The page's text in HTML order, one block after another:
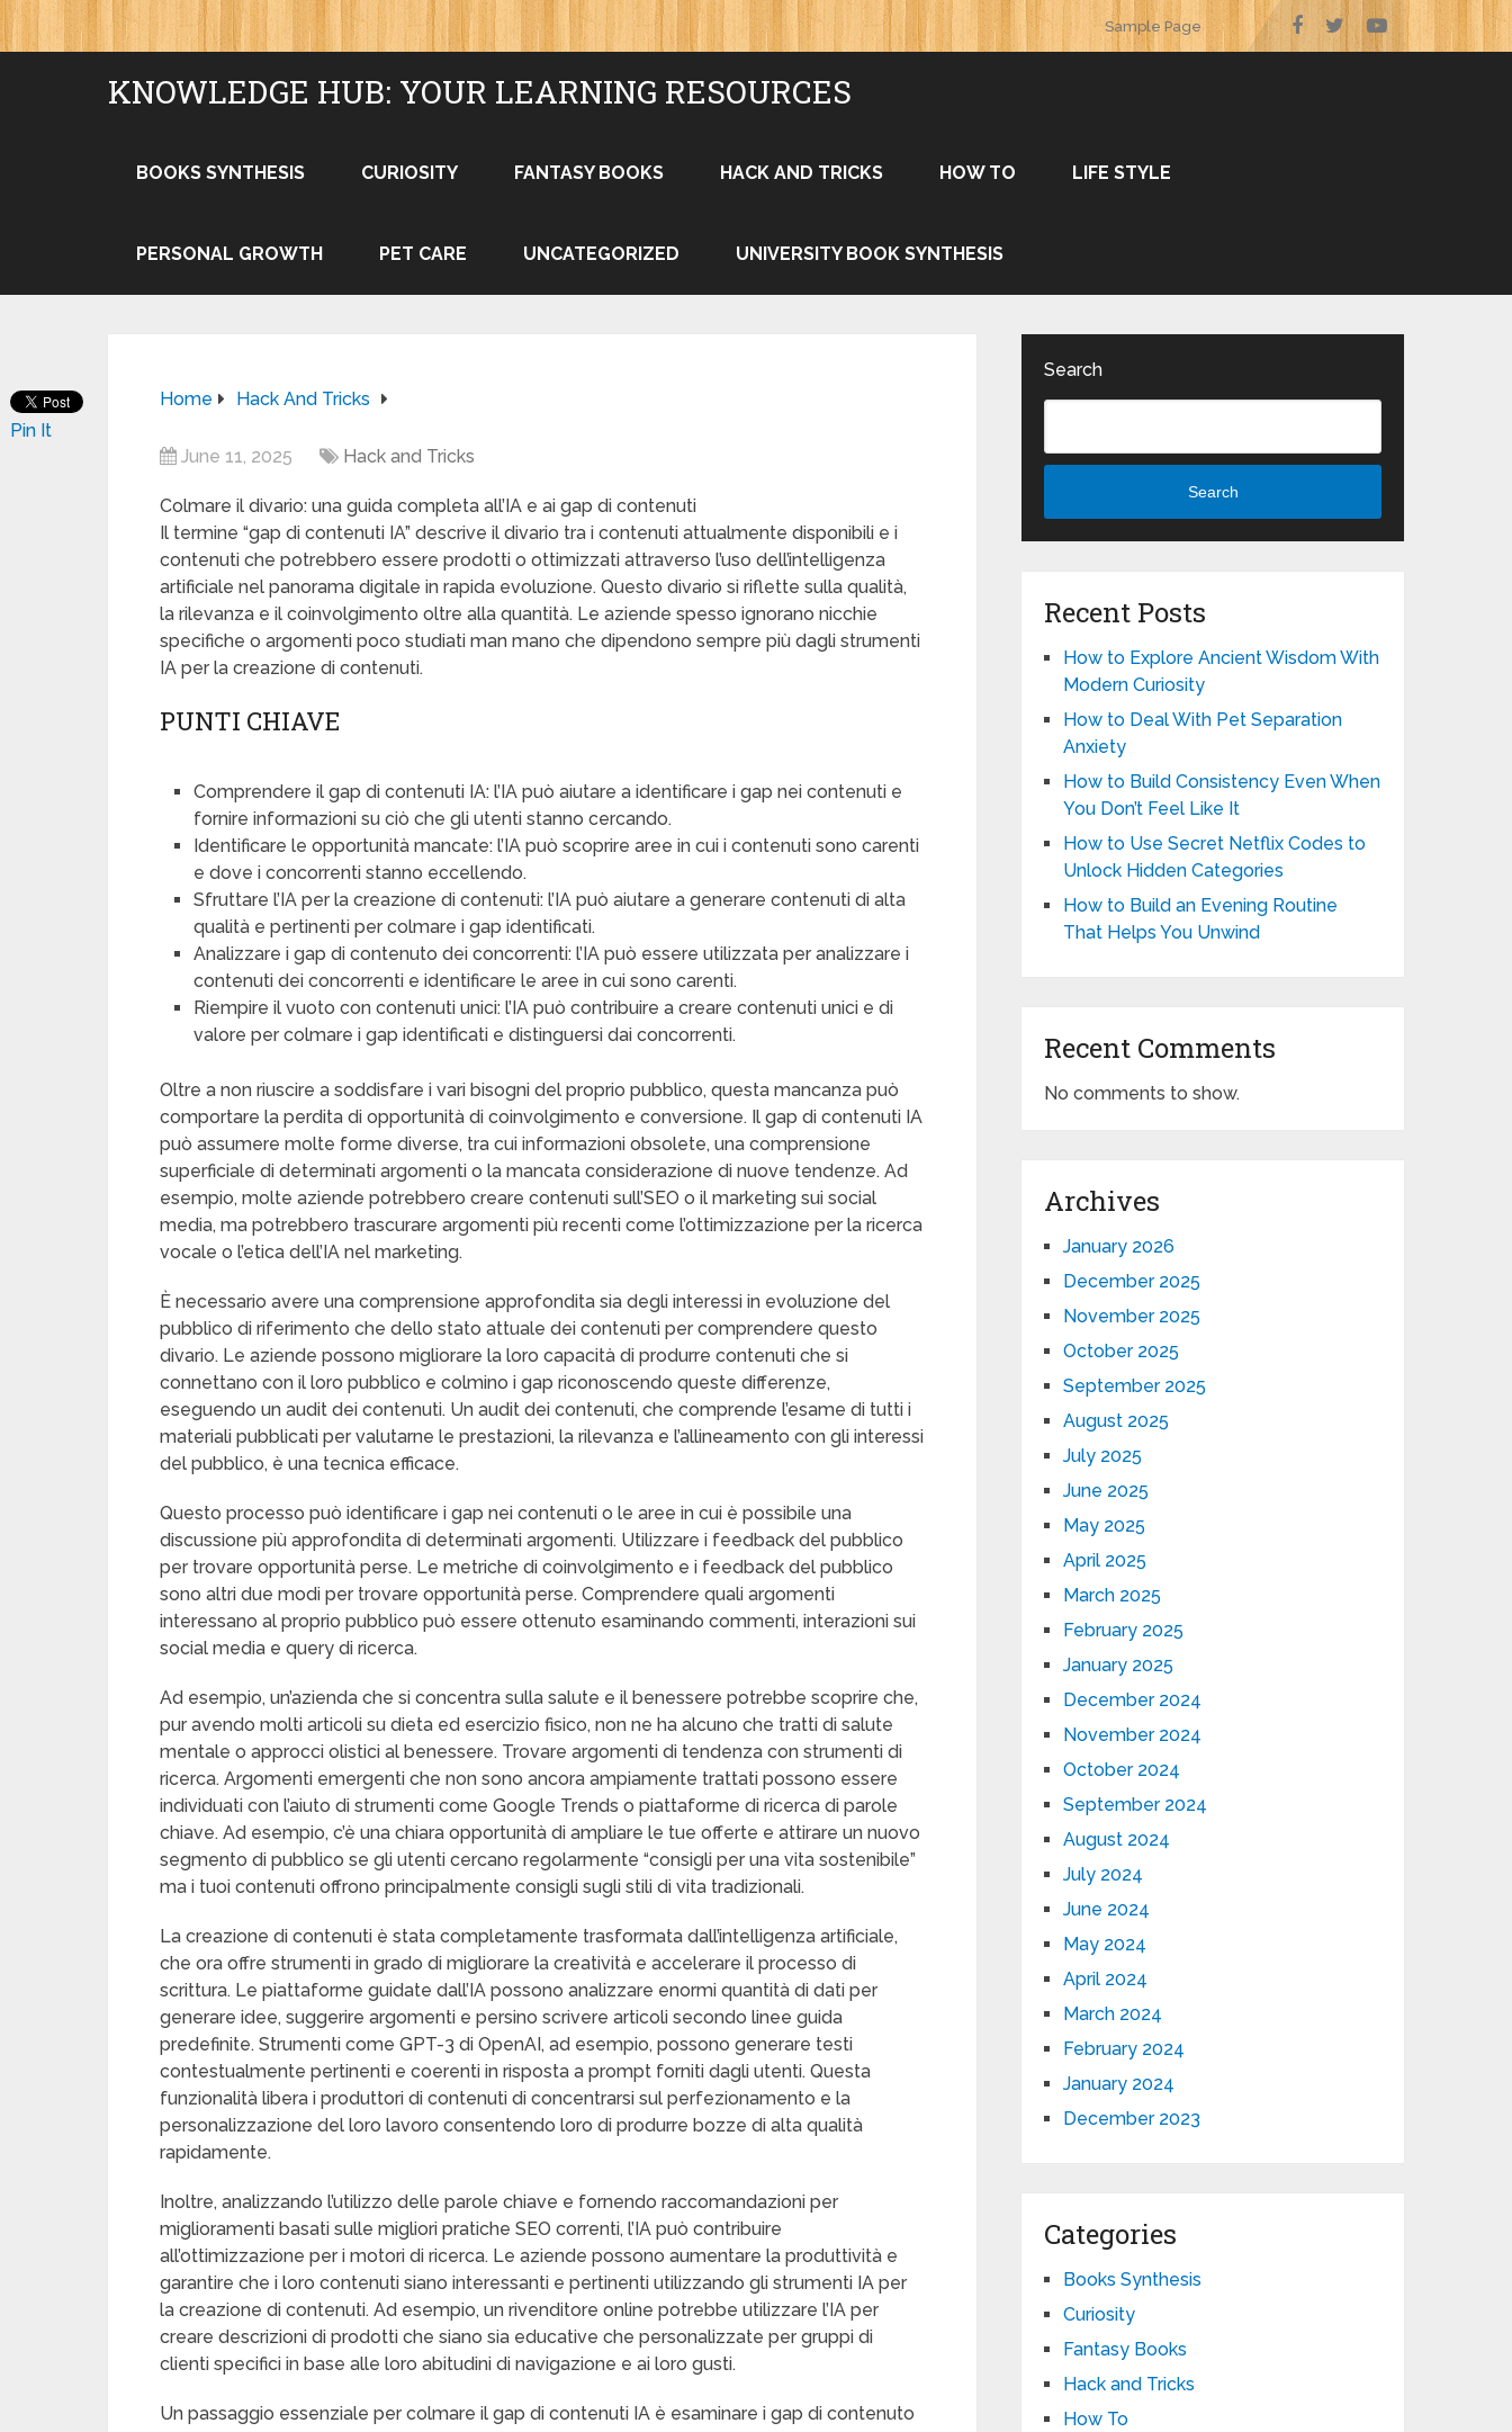
Sample Page
KNOWLEDGE HUB: YOUR LEARNING RESOURCES
BOOKS SYNTHESIS CURIOSITY FANTASY BOOKS HACK AND TRICKS HOW TO LIFE STYLE
PERSONAL GROWTH PET CARE UNCATEGORIZED UNIVERSITY BOOK SYNTHESIS
Home Hack And Tricks
June 11, 2025 Hack and Tricks
Colmare il divario: una guida completa all’IA e ai gap di contenuti
Il termine “gap di contenuti IA” descrive il divario tra i contenuti attualmente disponibili e i
contenuti che potrebbero essere prodotti o ottimizzati attraverso l’uso dell’intelligenza
artificiale nel panorama digitale in rapida evoluzione. Questo divario si riflette sulla qualità,
la rilevanza e il coinvolgimento oltre alla quantità. Le aziende spesso ignorano nicchie
specifiche o argomenti poco studiati man mano che dipendono sempre più dagli strumenti
IA per la creazione di contenuti.
PUNTI CHIAVE
Comprendere il gap di contenuti IA: l’IA può aiutare a identificare i gap nei contenuti e
fornire informazioni su ciò che gli utenti stanno cercando.
Identificare le opportunità mancate: l’IA può scoprire aree in cui i contenuti sono carenti
e dove i concorrenti stanno eccellendo.
Sfruttare l’IA per la creazione di contenuti: l’IA può aiutare a generare contenuti di alta
qualità e pertinenti per colmare i gap identificati.
Analizzare i gap di contenuto dei concorrenti: l’IA può essere utilizzata per analizzare i
contenuti dei concorrenti e identificare le aree in cui sono carenti.
Riempire il vuoto con contenuti unici: l’IA può contribuire a creare contenuti unici e di
valore per colmare i gap identificati e distinguersi dai concorrenti.
Oltre a non riuscire a soddisfare i vari bisogni del proprio pubblico, questa mancanza può
comportare la perdita di opportunità di coinvolgimento e conversione. Il gap di contenuti IA
può assumere molte forme diverse, tra cui informazioni obsolete, una comprensione
superficiale di determinati argomenti o la mancata considerazione di nuove tendenze. Ad
esempio, molte aziende potrebbero creare contenuti sull’SEO o il marketing sui social
media, ma potrebbero trascurare argomenti più recenti come l’ottimizzazione per la ricerca
vocale o l’etica dell’IA nel marketing.
È necessario avere una comprensione approfondita sia degli interessi in evoluzione del
pubblico di riferimento che dello stato attuale dei contenuti per comprendere questo
divario. Le aziende possono migliorare la loro capacità di produrre contenuti che si
connettano con il loro pubblico e colmino i gap riconoscendo queste differenze,
eseguendo un audit dei contenuti. Un audit dei contenuti, che comprende l’esame di tutti i
materiali pubblicati per valutarne le prestazioni, la rilevanza e l’allineamento con gli interessi
del pubblico, è una tecnica efficace.
Questo processo può identificare i gap nei contenuti o le aree in cui è possibile una
discussione più approfondita di determinati argomenti. Utilizzare i feedback del pubblico
per trovare opportunità perse. Le metriche di coinvolgimento e i feedback del pubblico
sono altri due modi per trovare opportunità perse. Comprendere quali argomenti
interessano al proprio pubblico può essere ottenuto esaminando commenti, interazioni sui
social media e query di ricerca.
Ad esempio, un’azienda che si concentra sulla salute e il benessere potrebbe scoprire che,
pur avendo molti articoli su dieta ed esercizio fisico, non ne ha alcuno che tratti di salute
mentale o approcci olistici al benessere. Trovare argomenti di tendenza con strumenti di
ricerca. Argomenti emergenti che non sono ancora ampiamente trattati possono essere
individuati con l’aiuto di strumenti come Google Trends o piattaforme di ricerca di parole
chiave. Ad esempio, c’è una chiara opportunità di ampliare le tue offerte e attirare un nuovo
segmento di pubblico se gli utenti cercano regolarmente “consigli per una vita sostenibile”
ma i tuoi contenuti offrono principalmente consigli sugli stili di vita tradizionali.
La creazione di contenuti è stata completamente trasformata dall’intelligenza artificiale,
che ora offre strumenti in grado di migliorare la creatività e accelerare il processo di
scrittura. Le piattaforme guidate dall’IA possono analizzare enormi quantità di dati per
generare idee, suggerire argomenti e persino scrivere articoli secondo linee guida
predefinite. Strumenti come GPT-3 di OpenAI, ad esempio, possono generare testi
contestualmente pertinenti e coerenti in risposta a prompt forniti dagli utenti. Questa
funzionalità libera i produttori di contenuti di concentrarsi sul perfezionamento e la
personalizzazione del loro lavoro consentendo loro di produrre bozze di alta qualità
rapidamente.
Inoltre, analizzando l’utilizzo delle parole chiave e fornendo raccomandazioni per
miglioramenti basati sulle migliori pratiche SEO correnti, l’IA può contribuire
all’ottimizzazione per i motori di ricerca. Le aziende possono aumentare la produttività e
garantire che i loro contenuti siano interessanti e pertinenti utilizzando gli strumenti IA per
la creazione di contenuti. Ad esempio, un rivenditore online potrebbe utilizzare l’IA per
creare descrizioni di prodotti che siano sia educative che personalizzate per gruppi di
clienti specifici in base alle loro abitudini di navigazione e ai loro gusti.
Un passaggio essenziale per colmare il gap di contenuti IA è esaminare i gap di contenuto
Pin It
Search
Search
Recent Posts
How to Explore Ancient Wisdom With
Modern Curiosity
How to Deal With Pet Separation
Anxiety
How to Build Consistency Even When
You Don’t Feel Like It
How to Use Secret Netflix Codes to
Unlock Hidden Categories
How to Build an Evening Routine
That Helps You Unwind
Recent Comments
No comments to show.
Archives
January 2026
December 2025
November 2025
October 2025
September 2025
August 2025
July 2025
June 2025
May 2025
April 2025
March 2025
February 2025
January 2025
December 2024
November 2024
October 2024
September 2024
August 2024
July 2024
June 2024
May 2024
April 2024
March 2024
February 2024
January 2024
December 2023
Categories
Books Synthesis
Curiosity
Fantasy Books
Hack and Tricks
How To